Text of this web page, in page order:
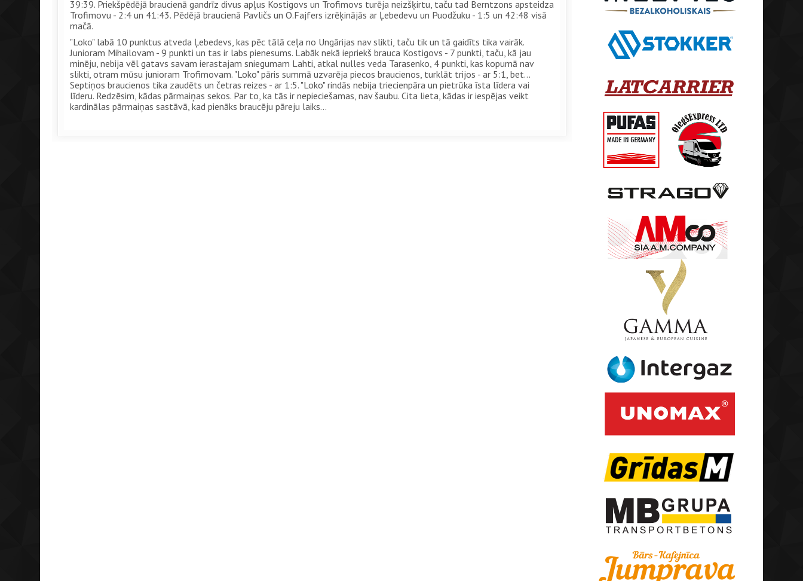
39:39. Priekšpēdējā braucienā gandrīz divus apļus Kostigovs un Trofimovs turēja neizšķirtu, taču tad Berntzons apsteidza
Trofimovu - 2:4 un 41:43. Pēdējā braucienā Pavličs un O.Fajfers izrēķinājās ar Ļebedevu un Puodžuku - 1:5 un 42:48 visā
mačā.
"Loko" labā 10 punktus atveda Ļebedevs, kas pēc tālā ceļa no Ungārijas nav slikti, taču tik un tā gaidīts tika vairāk.
Junioram Mihailovam - 9 punkti un tas ir labs pienesums. Labāk nekā iepriekš brauca Kostigovs - 7 punkti, taču, kā jau
minēju, nebija vēl gatavs savam ierastajam sniegumam Lahti, atkal nulles veda Tarasenko, 4 punkti, kas kopumā nav
slikti, otram mūsu junioram Trofimovam. "Loko" pāris summā uzvarēja piecos braucienos, turklāt trijos - ar 5:1, bet...
Septiņos braucienos tika zaudēts un četras reizes - ar 1:5. "Loko" rindās nebija triecienpāra un pietrūka īsta līdera vai
līderu. Redzēsim, kādas pārmaiņas sekos. Par to, ka tās ir nepieciešamas, nav šaubu. Cita lieta, kādas ir iespējas veikt
kardinālas pārmaiņas sastāvā, kad pienāks braucēju pāreju laiks...